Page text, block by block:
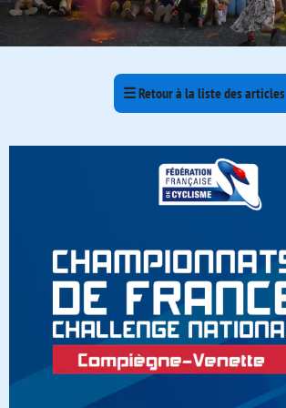
☰Retour à la liste des articles